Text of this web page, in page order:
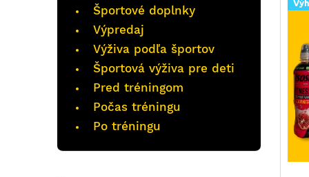
Športové doplnky
Výpredaj
Výživa podľa športov
Športová výživa pre deti
Pred tréningom
Počas tréningu
Po tréningu